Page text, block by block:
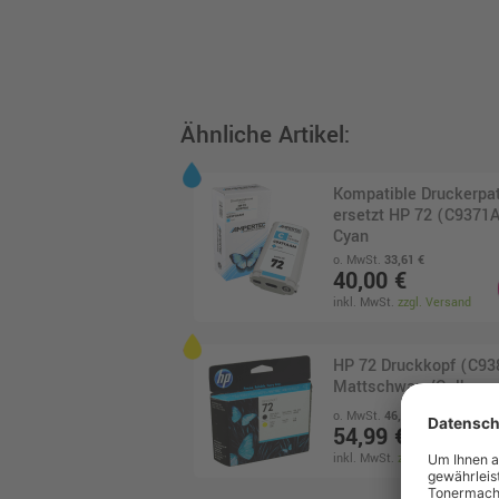
Ähnliche Artikel:
Kompatible
ersetzt HP 72
Cyan
o. MwSt. 33,61 €
40,00 €
inkl. MwSt. zzgl. Versand
HP 72 Druckkopf
Mattschwarz/Gelb
o. MwSt. 46,21 €
54,99 €
inkl. MwSt. zzgl. Versand